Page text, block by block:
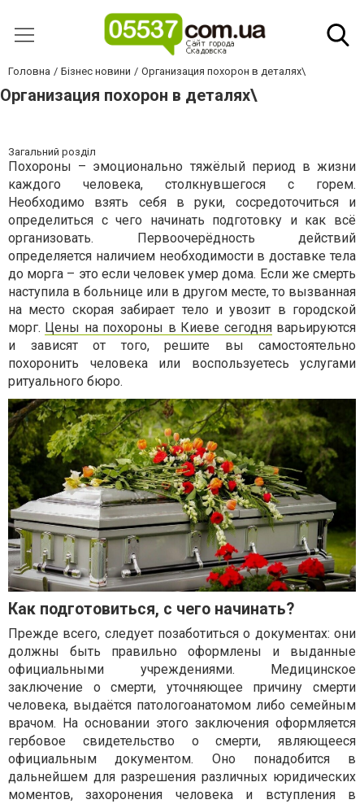
Головна Бізнес новини Организация похорон в деталях\
Организация похорон в деталях\
Загальний розділ
Похороны – эмоционально тяжёлый период в жизни
каждого человека, столкнувшегося с горем.
Необходимо взять себя в руки, сосредоточиться и
определиться с чего начинать подготовку и как всё
организовать. Первоочерёдность действий
определяется наличием необходимости в доставке тела
до морга – это если человек умер дома. Если же смерть
наступила в больнице или в другом месте, то вызванная
на место скорая забирает тело и увозит в городской
морг. Цены на похороны в Киеве сегодняварьируются
и зависят от того, решите вы самостоятельно
похоронить человека или воспользуетесь услугами
ритуального бюро.
Как подготовиться, с чего начинать?
Прежде всего, следует позаботиться о документах: они
должны быть правильно оформлены и выданные
официальными учреждениями. Медицинское
заключение о смерти, уточняющее причину смерти
человека, выдаётся патологоанатомом либо семейным
врачом. На основании этого заключения оформляется
гербовое свидетельство о смерти, являющееся
официальным документом. Оно понадобится в
дальнейшем для разрешения различных юридических
моментов, захоронения человека и вступления в